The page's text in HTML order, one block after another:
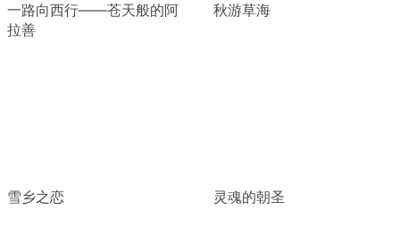
一路向西行——苍天般的阿
拉善
秋游草海
雪乡之恋 灵魂的朝圣